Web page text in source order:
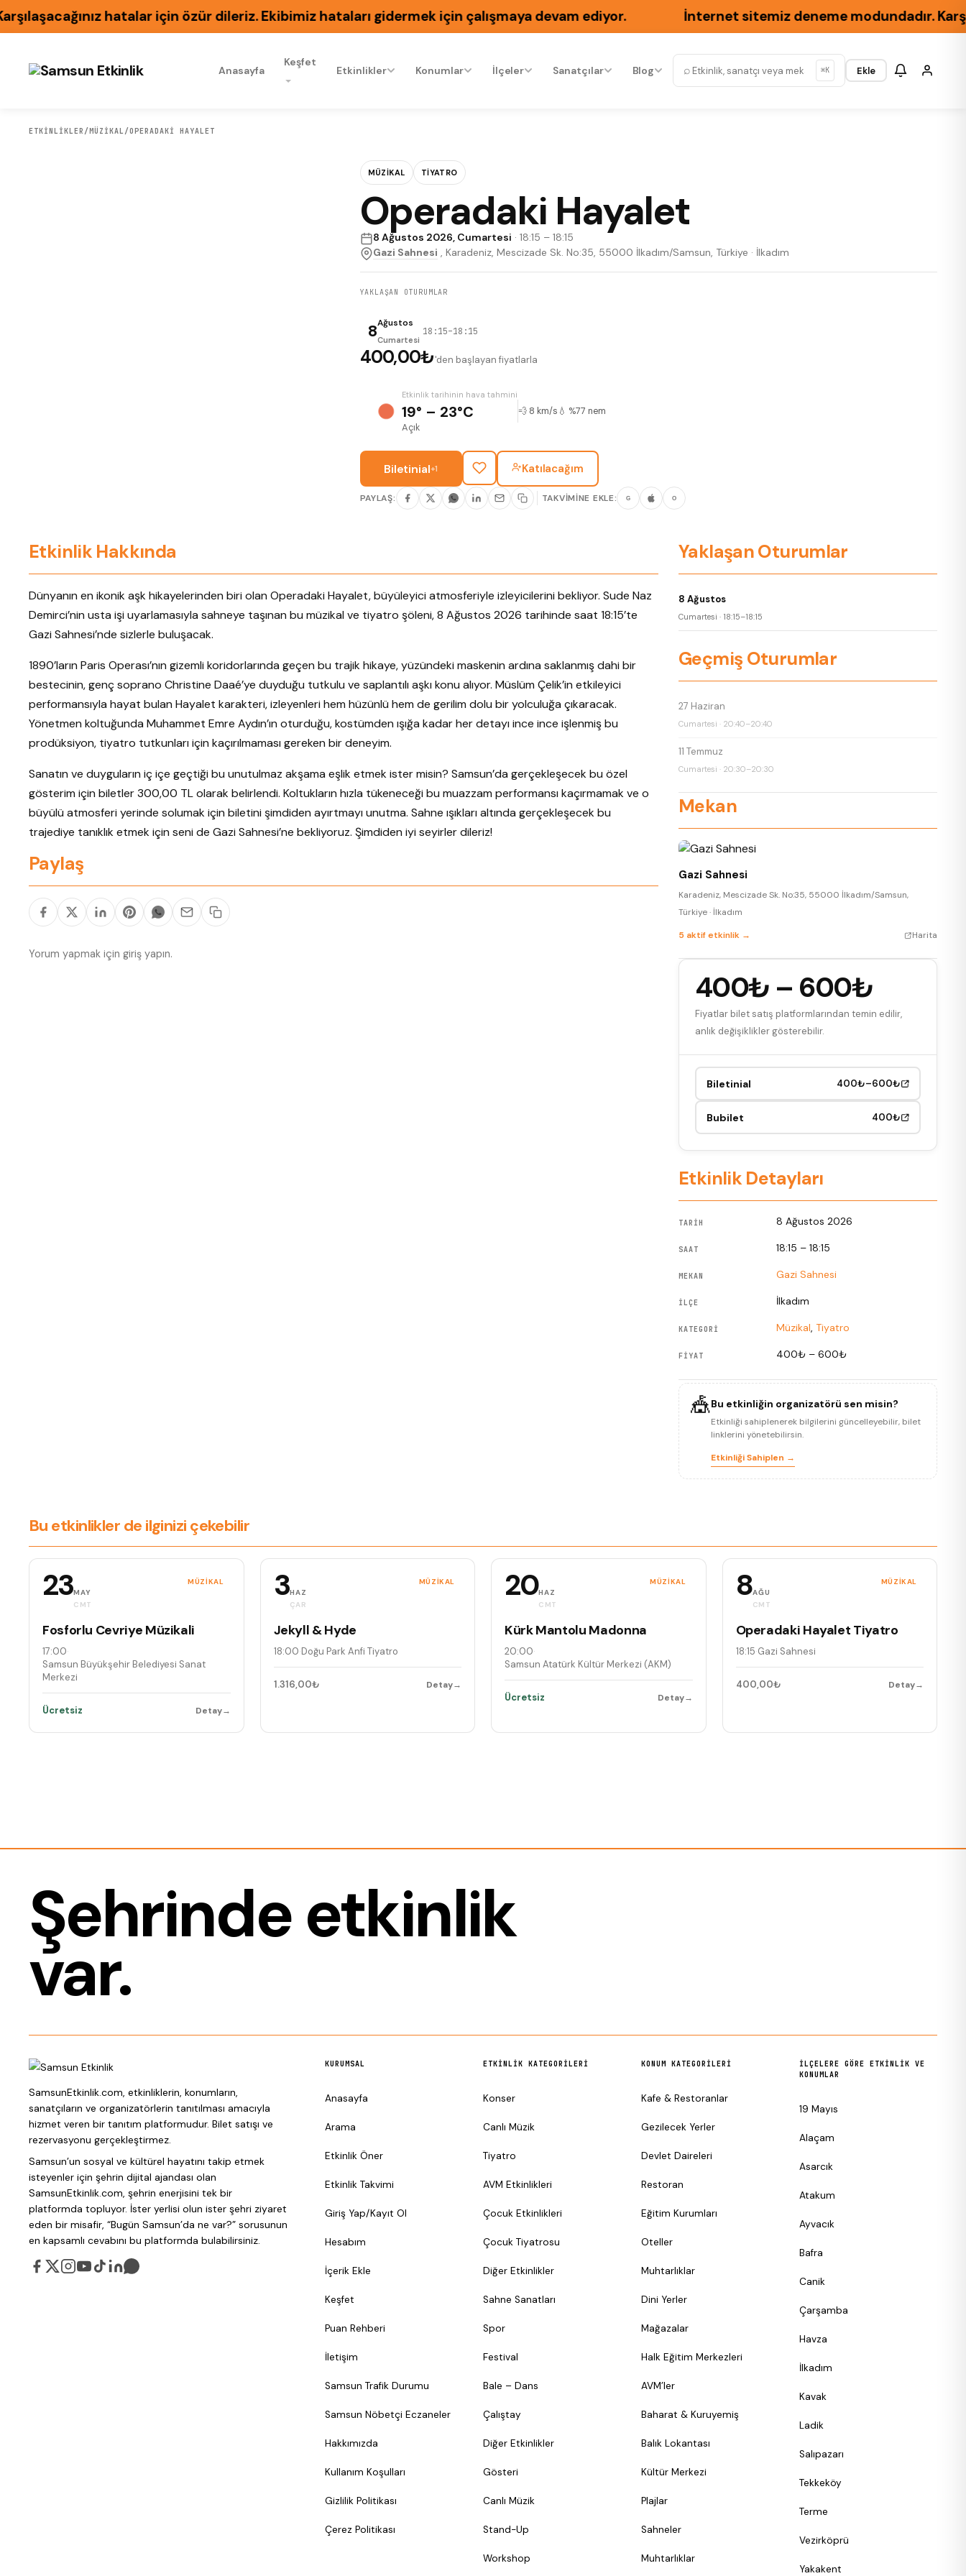
hatalar için özür dileriz. Ekibimiz hataları gidermek için çalışmaya devam ediyor. İnternet sitemiz deneme modundadır.
Anasayfa
Keşfet
Etkinlikler Konumlar İlçeler Sanatçılar Blog ⌕ ⌘K Ekle
ETKİNLİKLER /MÜZIKAL /OPERADAKI HAYALET
MÜZIKAL TIYATRO
Operadaki Hayalet
8 Ağustos 2026, Cumartesi · 18:15 – 18:15
Gazi Sahnesi , Karadeniz, Mescizade Sk. No:35, 55000 İlkadım/Samsun, Türkiye · İlkadım
YAKLAŞAN OTURUMLAR
8Ağustos
Cumartesi
18:15–18:15
400,00₺'den başlayan fiyatlarla
Etkinlik tarihinin hava tahmini
19° – 23°C
Açık
💨 8 km/s 💧 %77 nem
Biletinial+1 Katılacağım
PAYLAŞ: TAKVIMINE EKLE: G O
Etkinlik Hakkında
Dünyanın en ikonik aşk hikayelerinden biri olan Operadaki Hayalet, büyüleyici atmosferiyle izleyicilerini bekliyor. Sude Naz
Demirci’nin usta işi uyarlamasıyla sahneye taşınan bu müzikal ve tiyatro şöleni, 8 Ağustos 2026 tarihinde saat 18:15’te
Gazi Sahnesi’nde sizlerle buluşacak.
1890’ların Paris Operası’nın gizemli koridorlarında geçen bu trajik hikaye, yüzündeki maskenin ardına saklanmış dahi bir
bestecinin, genç soprano Christine Daaé’ye duyduğu tutkulu ve saplantılı aşkı konu alıyor. Müslüm Çelik’in etkileyici
performansıyla hayat bulan Hayalet karakteri, izleyenleri hem hüzünlü hem de gerilim dolu bir yolculuğa çıkaracak.
Yönetmen koltuğunda Muhammet Emre Aydın’ın oturduğu, kostümden ışığa kadar her detayı ince ince işlenmiş bu
prodüksiyon, tiyatro tutkunları için kaçırılmaması gereken bir deneyim.
Sanatın ve duyguların iç içe geçtiği bu unutulmaz akşama eşlik etmek ister misin? Samsun’da gerçekleşecek bu özel
gösterim için biletler 300,00 TL olarak belirlendi. Koltukların hızla tükeneceği bu muazzam performansı kaçırmamak ve o
büyülü atmosferi yerinde solumak için biletini şimdiden ayırtmayı unutma. Sahne ışıkları altında gerçekleşecek bu
trajediye tanıklık etmek için seni de Gazi Sahnesi’ne bekliyoruz. Şimdiden iyi seyirler dileriz!
Paylaş
Yorum yapmak için giriş yapın.
Yaklaşan Oturumlar
8 Ağustos
Cumartesi · 18:15–18:15
Geçmiş Oturumlar
27 Haziran
Cumartesi · 20:40–20:40
11 Temmuz
Cumartesi · 20:30–20:30
Mekan
Gazi Sahnesi
Karadeniz, Mescizade Sk. No:35, 55000 İlkadım/Samsun,
Türkiye · İlkadım
5 aktif etkinlik →
Harita
400₺ – 600₺
Fiyatlar bilet satış platformlarından temin edilir,
anlık değişiklikler gösterebilir.
Biletinial 400₺–600₺
Bubilet 400₺
Etkinlik Detayları
TARIH 8 Ağustos 2026
SAAT 18:15 – 18:15
MEKAN Gazi Sahnesi
İLÇE İlkadım
KATEGORI Müzikal, Tiyatro
FIYAT 400₺ – 600₺
🎪Bu etkinliğin organizatörü sen misin?
Etkinliği sahiplenerek bilgilerini güncelleyebilir, bilet
linklerini yönetebilirsin.
Etkinliği Sahiplen →
Bu etkinlikler de ilginizi çekebilir
23MAY
CMT
MÜZIKAL
Fosforlu Cevriye Müzikali
17:00·
Samsun Büyükşehir Belediyesi Sanat
Merkezi
Ücretsiz Detay→
3HAZ
ÇAR
MÜZIKAL
Jekyll & Hyde
18:00·Doğu Park Anfi Tiyatro
1.316,00₺ Detay→
20HAZ
CMT
MÜZIKAL
Kürk Mantolu Madonna
20:00·
Samsun Atatürk Kültür Merkezi (AKM)
Ücretsiz Detay→
8AĞU
CMT
MÜZIKAL
Operadaki Hayalet Tiyatro
18:15·Gazi Sahnesi
400,00₺ Detay→
Şehrinde etkinlik
var.
SamsunEtkinlik.com, etkinliklerin, konumların,
sanatçıların ve organizatörlerin tanıtılması amacıyla
hizmet veren bir tanıtım platformudur. Bilet satışı ve
rezervasyonu gerçekleştirmez.
Samsun’un sosyal ve kültürel hayatını takip etmek
isteyenler için şehrin dijital ajandası olan
SamsunEtkinlik.com, şehrin enerjisini tek bir
platformda topluyor. İster yerlisi olun ister şehri ziyaret
eden bir misafir, “Bugün Samsun’da ne var?” sorusunun
en kapsamlı cevabını bu platformda bulabilirsiniz.
KURUMSAL
Anasayfa
Arama
Etkinlik Öner
Etkinlik Takvimi
Giriş Yap/Kayıt Ol
Hesabım
İçerik Ekle
Keşfet
Puan Rehberi
İletişim
Samsun Trafik Durumu
Samsun Nöbetçi Eczaneler
Hakkımızda
Kullanım Koşulları
Gizlilik Politikası
Çerez Politikası
ETKINLIK KATEGORILERI
Konser
Canlı Müzik
Tiyatro
AVM Etkinlikleri
Çocuk Etkinlikleri
Çocuk Tiyatrosu
Diğer Etkinlikler
Sahne Sanatları
Spor
Festival
Bale – Dans
Çalıştay
Diğer Etkinlikler
Gösteri
Canlı Müzik
Stand-Up
Workshop
KONUM KATEGORILERI
Kafe & Restoranlar
Gezilecek Yerler
Devlet Daireleri
Restoran
Eğitim Kurumları
Oteller
Muhtarlıklar
Dini Yerler
Mağazalar
Halk Eğitim Merkezleri
AVM’ler
Baharat & Kuruyemiş
Balık Lokantası
Kültür Merkezi
Plajlar
Sahneler
Muhtarlıklar
İLÇELERE GÖRE ETKINLIK VE
KONUMLAR
19 Mayıs
Alaçam
Asarcık
Atakum
Ayvacık
Bafra
Canik
Çarşamba
Havza
İlkadım
Kavak
Ladik
Salıpazarı
Tekkeköy
Terme
Vezirköprü
Yakakent